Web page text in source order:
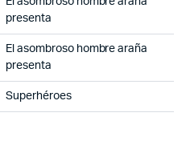
presenta
El asombroso hombre araña
presenta
Superhéroes